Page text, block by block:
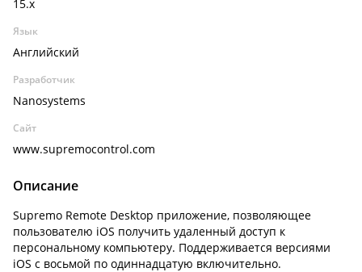
15.x
Язык
Английский
Разработчик
Nanosystems
Сайт
www.supremocontrol.com
Описание
Supremo Remote Desktop приложение, позволяющее
пользователю iOS получить удаленный доступ к
персональному компьютеру. Поддерживается версиями
iOS с восьмой по одиннадцатую включительно.